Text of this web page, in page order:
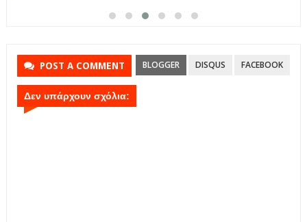
POST A COMMENT BLOGGER DISQUS FACEBOOK
Δεν υπάρχουν σχόλια: